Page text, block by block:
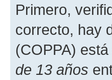
Primero,
correcto, hay
(COPPA)
de 13 años